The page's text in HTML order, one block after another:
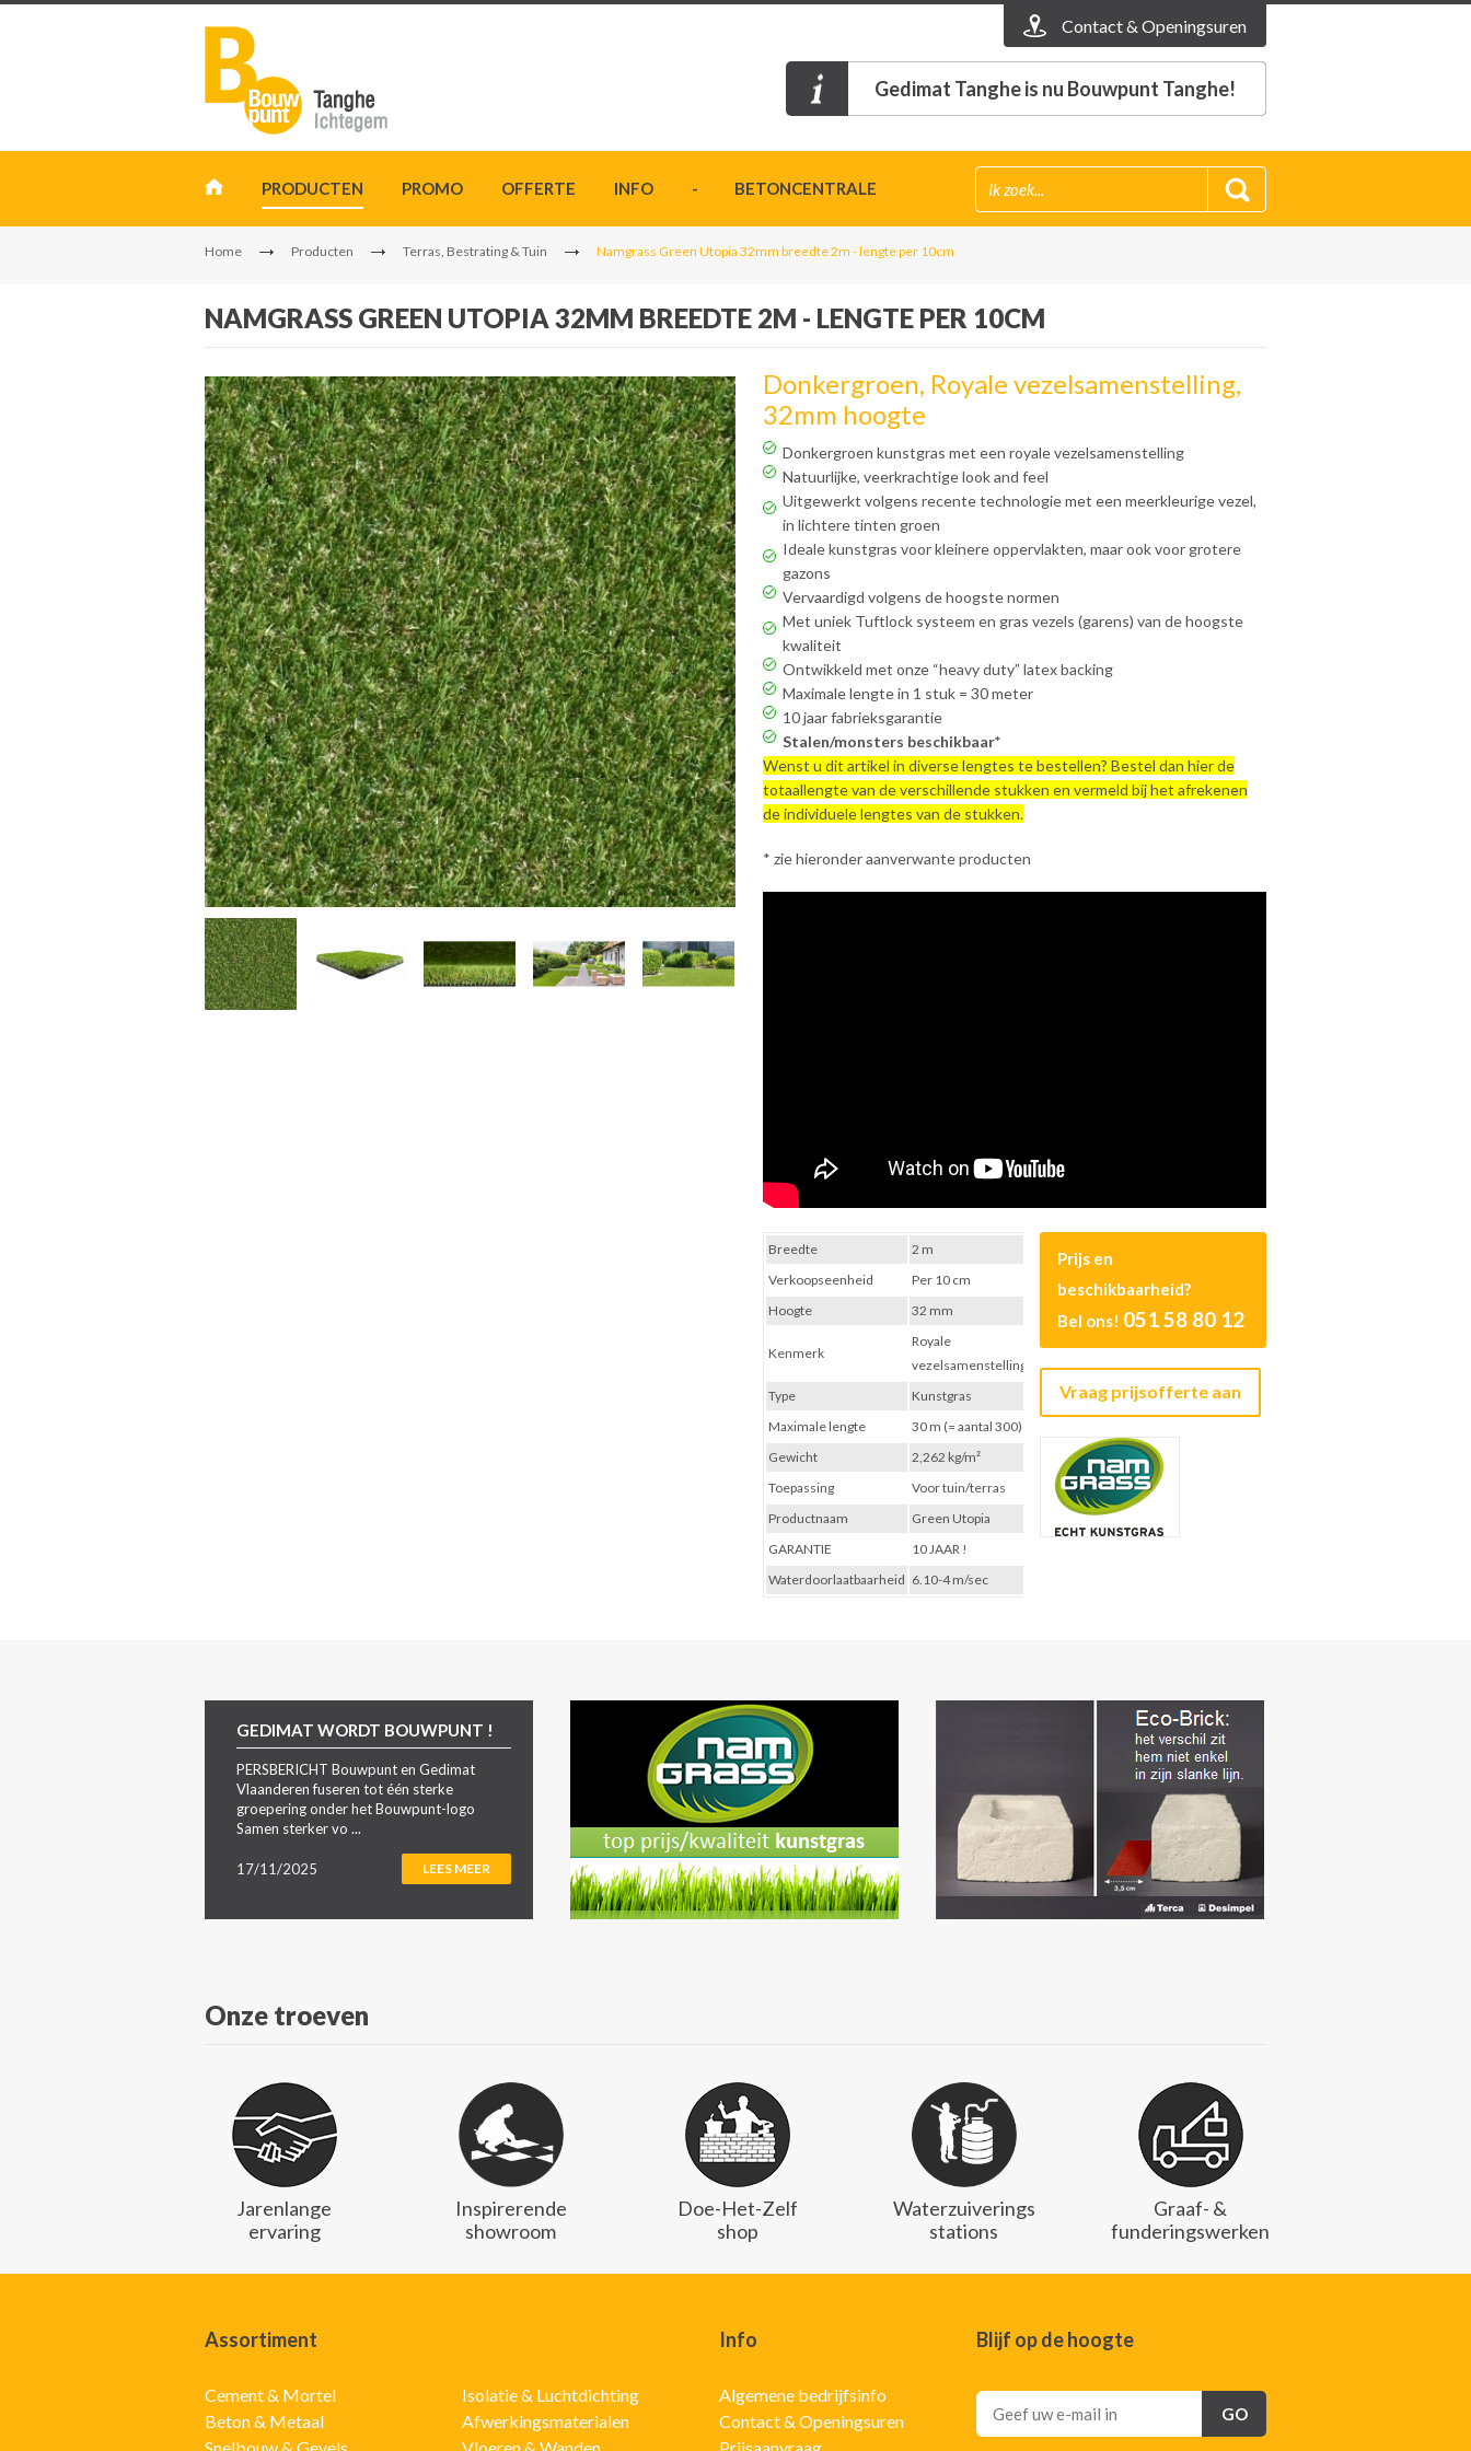
Contact & Openingsuren
Gedimat Tanghe is nu Bouwpunt Tanghe!
PRODUCTEN PROMO OFFERTE INFO - BETONCENTRALE
Home Producten Terras, Bestrating & Tuin Namgrass Green Utopia 32mm breedte 2m - lengte per 10cm
NAMGRASS GREEN UTOPIA 32MM BREEDTE 2M - LENGTE PER 10CM
Donkergroen, Royale vezelsamenstelling,
32mm hoogte
Donkergroen kunstgras met een royale vezelsamenstelling
Natuurlijke, veerkrachtige look and feel
Uitgewerkt volgens recente technologie met een meerkleurige vezel,
in lichtere tinten groen
Ideale kunstgras voor kleinere oppervlakten, maar ook voor grotere
gazons
Vervaardigd volgens de hoogste normen
Met uniek Tuftlock systeem en gras vezels (garens) van de hoogste
kwaliteit
Ontwikkeld met onze “heavy duty” latex backing
Maximale lengte in 1 stuk = 30 meter
10 jaar fabrieksgarantie
Stalen/monsters beschikbaar*
Wenst u dit artikel in diverse lengtes te bestellen? Bestel dan hier de
totaallengte van de verschillende stukken en vermeld bij het afrekenen
de individuele lengtes van de stukken.
* zie hieronder aanverwante producten
Prijs en
beschikbaarheid?
Bel ons! 051 58 80 12
Vraag prijsofferte aan
Breedte
2 m
Verkoopseenheid
Per 10 cm
Hoogte
32 mm
Kenmerk
Royale
vezelsamenstelling
Type
Kunstgras
Maximale lengte
30 m (= aantal 300)
Gewicht
2,262 kg/m²
Toepassing
Voor tuin/terras
Productnaam
Green Utopia
GARANTIE
10 JAAR !
Waterdoorlaatbaarheid 6.10-4 m/sec
GEDIMAT WORDT BOUWPUNT !
PERSBERICHT Bouwpunt en Gedimat
Vlaanderen fuseren tot één sterke
groepering onder het Bouwpunt-logo
Samen sterker vo ...
17/11/2025 LEES MEER
Onze troeven
Jarenlange
ervaring
Inspirerende
showroom
Doe-Het-Zelf
shop
Waterzuiverings
stations
Graaf- &
funderingswerken
Assortiment
Cement & Mortel
Beton & Metaal
Snelbouw & Gevels
Isolatie & Luchtdichting
Afwerkingsmaterialen
Vloeren & Wanden
Info
Algemene bedrijfsinfo
Contact & Openingsuren
Prijsaanvraag
Blijf op de hoogte